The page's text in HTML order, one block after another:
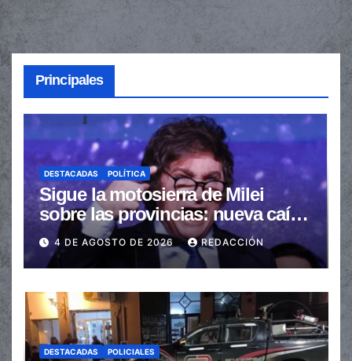
Principales
DESTACADAS POLÍTICA
Sigue la motosierra de Milei
sobre las provincias: nueva caída
de las transferencias no
automáticas
4 DE AGOSTO DE 2026 REDACCIÓN
DESTACADAS POLICIALES